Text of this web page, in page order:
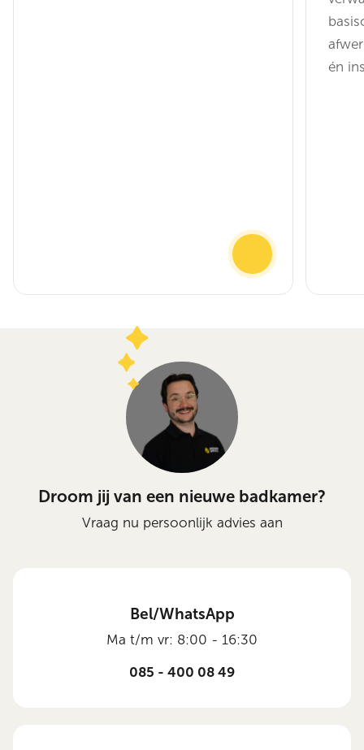
én
Droom jij van een nieuwe badkamer?
Vraag nu persoonlijk advies aan
Bel/WhatsApp
Ma t/m vr: 8:00 - 16:30
085 - 400 08 49